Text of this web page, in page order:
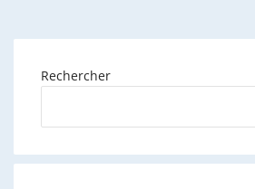
Rechercher